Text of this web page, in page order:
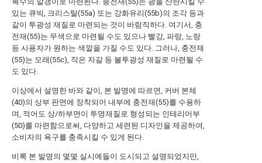
있는 큐빅, 크리스탈(55a) 또는 강화유리(55b)의 조각 등과
같이 투광성 재질로 마련되는 것이 바람직하다. 여기서, 충
전재(55)는 무색으로 마련될 수도 있으나 빨강, 파랑, 노랑
등 사용자가 원하는 색깔을 가질 수도 있다. 그러나, 충전재
(55)는 모래(55c), 작은 자갈 등 불투광성 재질로 마련될 수
도 있다.
이상에서 설명한 바와 같이, 본 발명에 따르면, 커버 본체
(40)의 상부 판면에 장착되어 내부에 충전재(55)를 수용하
며, 적어도 상/하부면이 투명재질로 형성되는 인테리어부
(50)를 마련함으로써, 다양하고 세련된 디자인을 제공하여,
소비자의 욕구를 충족시킬 수 있게 된다.
비록 본 발명의 몇몇 실시예들이 도시되고 설명되었지만,